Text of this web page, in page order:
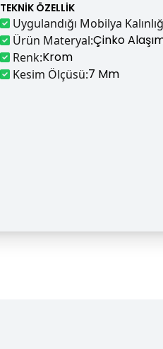
TEKNIK ÖZELLIK
Uygulandığı Mobilya
Ürün Materyal:Çinko
Renk:Krom
Kesim Ölçüsü:7 Mm